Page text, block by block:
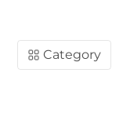
Category